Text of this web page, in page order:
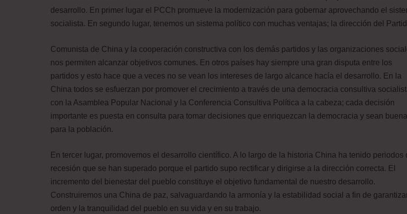
desarrollo. En primer lugar el PCCh promueve la modernización para gobernar aprovechando el
socialista. En segundo lugar, tenemos un sistema político con muchas ventajas; la dirección del
Comunista de China y la cooperación constructiva con los demás partidos y las organizaciones
nos permiten alcanzar objetivos comunes. En otros países hay siempre una gran disputa entre los
partidos y esto hace que a veces no se vean los intereses de largo alcance hacía el desarrollo. En la
China todos se esfuerzan por promover el crecimiento a través de una democracia consultiva
con la Asamblea Popular Nacional y la Conferencia Consultiva Política a la cabeza; cada decisión
importante es puesta en consulta para tomar decisiones que enriquezcan la democracia y sean
para la población.
En tercer lugar, promovemos el desarrollo científico. A lo largo de la historia China ha tenido periodos
recesión que se han superado porque el partido supo rectificar y dirigirse a la dirección correcta. El
incremento del bienestar del pueblo constituye el objetivo fundamental de nuestro desarrollo.
Construiremos una China de paz, salvaguardando la armonía y la estabilidad social a fin de
orden y la tranquilidad del pueblo en su vida y en su trabajo.